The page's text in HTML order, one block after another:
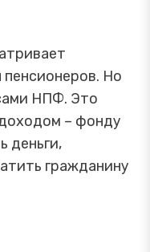
пенсионеров. Но
НПФ. Это
– фонду
деньги,
гражданину